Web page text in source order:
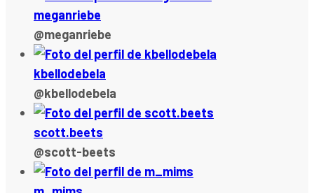
meganriebe
@meganriebe
kbellodebela
@kbellodebela
scott.beets
@scott-beets